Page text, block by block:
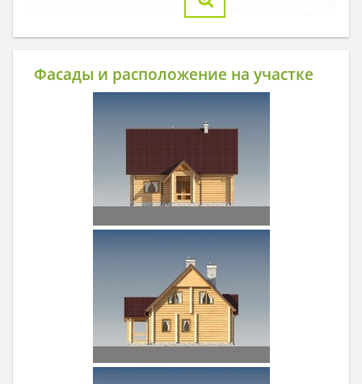
Фасады и расположение на участке